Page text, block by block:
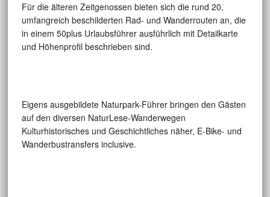
Für die älteren Zeitgenossen bieten sich die rund 20,
umfangreich beschilderten Rad- und Wanderrouten an, die
in einem 50plus Urlaubsführer ausführlich mit Detailkarte
und Höhenprofil beschrieben sind.
Eigens ausgebildete Naturpark-Führer bringen den Gästen
auf den diversen NaturLese-Wanderwegen
Kulturhistorisches und Geschichtliches näher, E-Bike- und
Wanderbustransfers inclusive.